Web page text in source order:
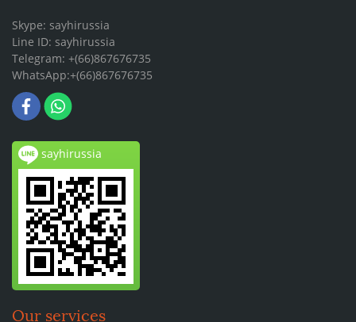
Skype: sayhirussia
Line ID: sayhirussia
Telegram: +(66)867676735
WhatsApp:+(66)867676735
sayhirussia
Our services